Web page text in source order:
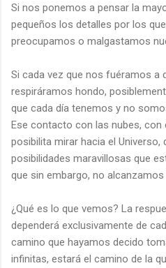
Si nos ponemos a pensar la
pequeños los detalles por los
preocupamos o malgastamos
Si cada vez que nos fuéramos a
respiráramos hondo,
que cada día tenemos y no
Ese contacto con las nubes, con
posibilita mirar hacia el
posibilidades maravillosas que
que sin embargo, no alcanzamos
¿Qué es lo que vemos? La
dependerá exclusivamente de
camino que hayamos decido
infinitas, estará el camino de la